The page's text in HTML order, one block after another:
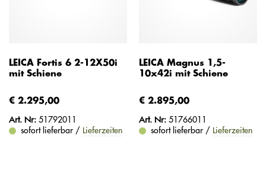
LEICA Fortis 6 2-12X50i
mit Schiene
€ 2.295,00
Art. Nr: 51792011
sofort lieferbar / Lieferzeiten
LEICA Magnus 1,5-
10x42i mit Schiene
€ 2.895,00
Art. Nr: 51766011
sofort lieferbar / Lieferzeiten